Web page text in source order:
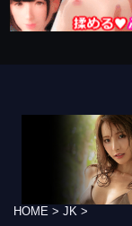
HOME > JK >